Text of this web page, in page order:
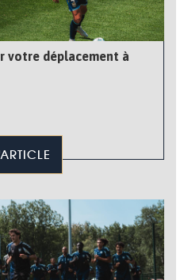
votre déplacement à